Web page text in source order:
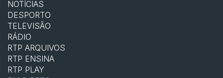
NOTÍCIAS
DESPORTO
TELEVISÃO
RÁDIO
RTP ARQUIVOS
RTP ENSINA
RTP PLAY